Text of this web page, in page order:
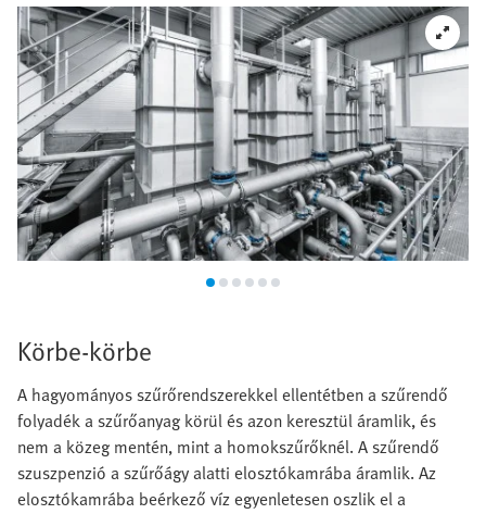
Körbe-körbe
A hagyományos szűrőrendszerekkel ellentétben a szűrendő
folyadék a szűrőanyag körül és azon keresztül áramlik, és
nem a közeg mentén, mint a homokszűrőknél. A szűrendő
szuszpenzió a szűrőágy alatti elosztókamrába áramlik. Az
elosztókamrába beérkező víz egyenletesen oszlik el a